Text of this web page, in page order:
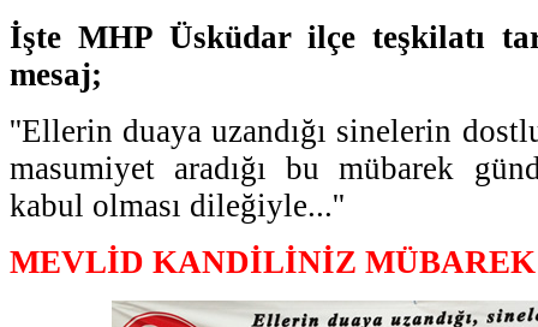
İşte MHP Üsküdar ilçe teşkilatı
mesaj;
''Ellerin duaya uzandığı sinelerin
masumiyet aradığı bu mübarek
kabul olması dileğiyle...''
MEVLİD KANDİLİNİZ MÜBAREK